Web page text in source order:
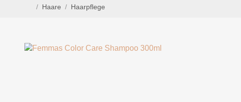
/ Haare / Haarpflege